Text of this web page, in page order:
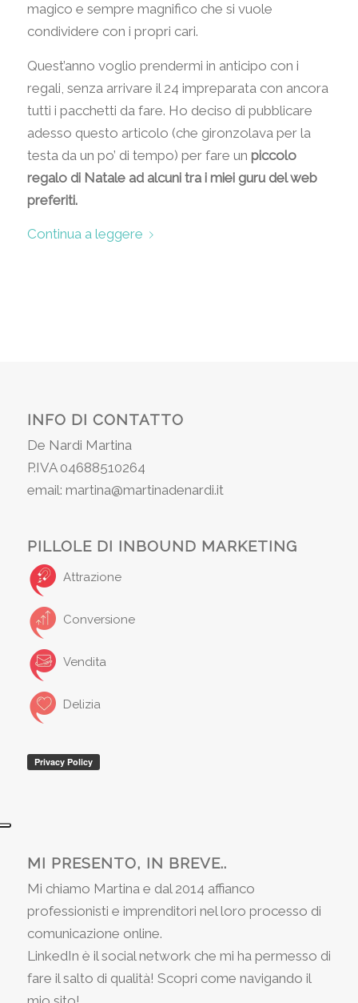
magico e sempre magnifico che si vuole
condividere con i propri cari.
Quest’anno voglio prendermi in anticipo con i
regali, senza arrivare il 24 impreparata con ancora
tutti i pacchetti da fare. Ho deciso di pubblicare
adesso questo articolo (che gironzolava per la
testa da un po’ di tempo) per fare un piccolo
regalo di Natale ad alcuni tra i miei guru del web
preferiti.
Continua a leggere
INFO DI CONTATTO
De Nardi Martina
P.IVA 04688510264
email: martina@martinadenardi.it
PILLOLE DI INBOUND MARKETING
Attrazione
Conversione
Vendita
Delizia
MI PRESENTO, IN BREVE..
Mi chiamo Martina e dal 2014 affianco
professionisti e imprenditori nel loro processo di
comunicazione online.
LinkedIn è il social network che mi ha permesso di
fare il salto di qualità! Scopri come navigando il